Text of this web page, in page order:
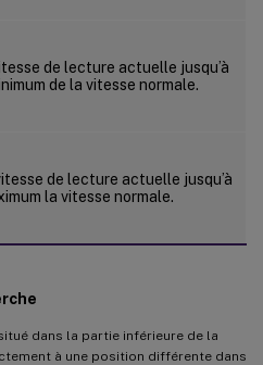
de lecture actuelle jusqu’à
de la vitesse normale.
de lecture actuelle jusqu’à
la vitesse normale.
dans la partie inférieure de la
à une position différente dans